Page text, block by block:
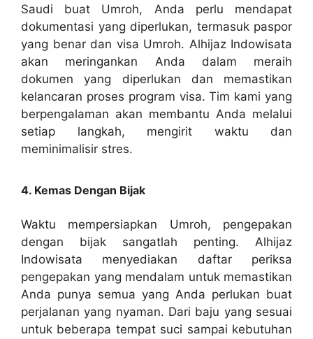
Saudi buat Umroh, Anda perlu mendapat
dokumentasi yang diperlukan, termasuk paspor
yang benar dan visa Umroh. Alhijaz Indowisata
akan meringankan Anda dalam meraih
dokumen yang diperlukan dan memastikan
kelancaran proses program visa. Tim kami yang
berpengalaman akan membantu Anda melalui
setiap langkah, mengirit waktu dan
meminimalisir stres.
4. Kemas Dengan Bijak
Waktu mempersiapkan Umroh, pengepakan
dengan bijak sangatlah penting. Alhijaz
Indowisata menyediakan daftar periksa
pengepakan yang mendalam untuk memastikan
Anda punya semua yang Anda perlukan buat
perjalanan yang nyaman. Dari baju yang sesuai
untuk beberapa tempat suci sampai kebutuhan